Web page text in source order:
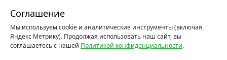
Соглашение
Мы используем cookie и аналитические инструменты (включая
Яндекс Метрику). Продолжая использовать наш сайт, вы
соглашаетесь с нашей Политикой конфиденциальности.
Политика конфиденциальности
Соглашение об обработке персональных
данных